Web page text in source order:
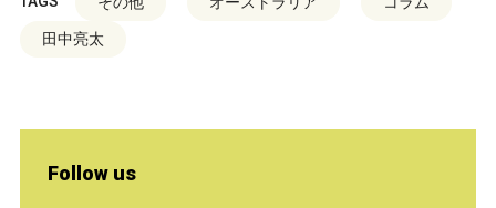
田中亮太
Follow us